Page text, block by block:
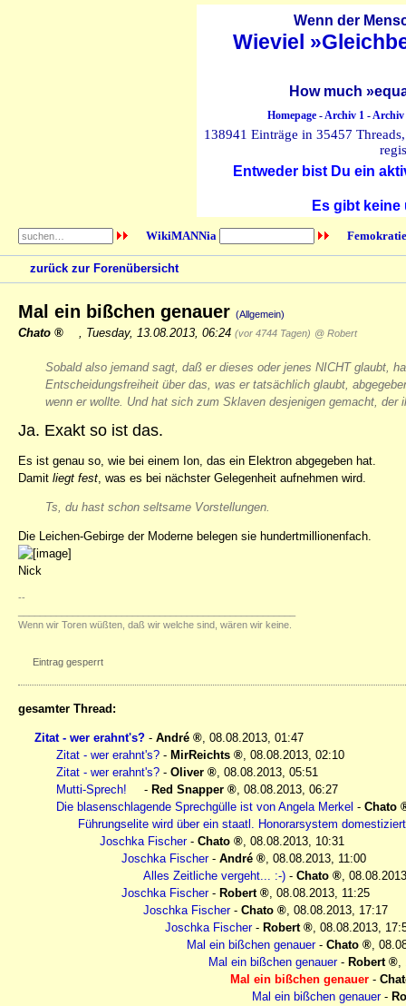
Wenn der
Wieviel
How much
Homepage-Archiv 1-Archiv
138941 Einträge in 35457
Entweder bist Du ein
Es gibt
WikiMANNia
zurück zur Forenübersicht
Mal ein bißchen genauer (Allgemein)
Chato Tuesday, 13.08.2013, 06:24 (vor 4744 Tagen) @ Robert
Sobald also jemand sagt, daß er dieses oder jenes NICHT glaubt,
Entscheidungsfreiheit über das, was er tatsächlich glaubt,
wenn er wollte. Und hat sich zum Sklaven desjenigen gemacht, der
Ja. Exakt so ist das.
Es ist genau so, wie bei einem Ion, das ein Elektron abgegeben hat.
Damit liegt fest, was es bei nächster Gelegenheit aufnehmen wird.
Ts, du hast schon seltsame Vorstellungen.
Die Leichen-Gebirge der Moderne belegen sie hundertmillionenfach.
Nick
--
Wenn wir Toren wüßten, daß wir welche sind, wären wir keine.
Eintrag gesperrt
gesamter Thread:
Zitat - wer erahnt's? - André , 08.08.2013, 01:47
Zitat - wer erahnt's? - MirReichts , 08.08.2013, 02:10
Zitat - wer erahnt's? - Oliver , 08.08.2013, 05:51
Mutti-Sprech!
- Red Snapper , 08.08.2013, 06:27
Die blasenschlagende Sprechgülle ist von Angela Merkel - Chato
Führungselite wird über ein staatl. Honorarsystem
Joschka Fischer- Chato , 08.08.2013, 10:31
Joschka Fischer- André , 08.08.2013, 11:00
Alles Zeitliche vergeht... :-) - Chato ,
Joschka Fischer- Robert , 08.08.2013, 11:25
Joschka Fischer- Chato , 08.08.2013, 17:17
Joschka Fischer- Robert , 08.08.2013,
Mal ein bißchen genauer- Chato ,
Mal ein bißchen genauer- Robert ,
Mal ein bißchen genauer -
Mal ein bißchen genauer-